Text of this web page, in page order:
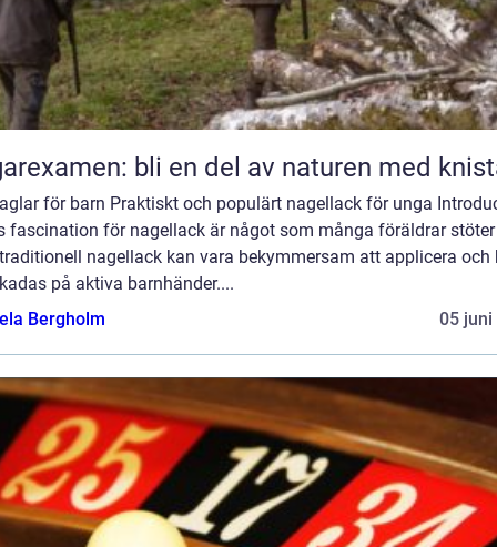
bli en del av naturen med
för barn Praktiskt och populärt nagellack för unga
fascination för nagellack är något som många föräldrar
nagellack kan vara bekymmersam att applicera och
på aktiva barnhänder....
Bergholm
05 juni